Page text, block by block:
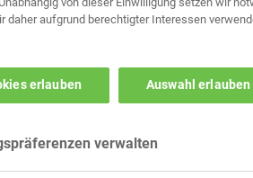
daher aufgrund berechtigter Interessen
erlauben Auswahl
verwalten